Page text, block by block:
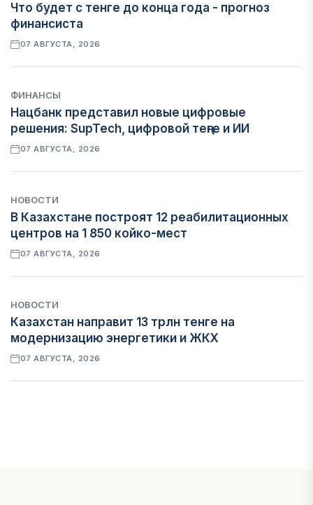
Что будет с тенге до конца года - прогноз
финансиста
07 АВГУСТА, 2026
ФИНАНСЫ
Нацбанк представил новые цифровые
решения: SupTech, цифровой теңге и ИИ
07 АВГУСТА, 2026
НОВОСТИ
В Казахстане построят 12 реабилитационных
центров на 1 850 койко-мест
07 АВГУСТА, 2026
НОВОСТИ
Казахстан направит 13 трлн тенге на
модернизацию энергетики и ЖКХ
07 АВГУСТА, 2026